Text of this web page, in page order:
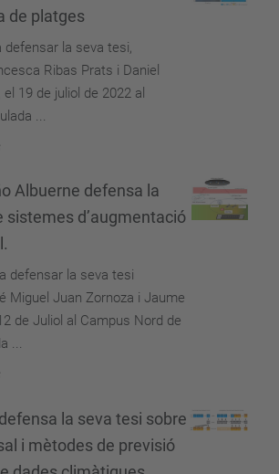
de platges
la seva tesi,
Ribas Prats i Daniel
19 de juliol de 2022 al
...
Albuerne defensa la
sistemes d’augmentació
defensar la seva tesi
Miguel Juan Zornoza i Jaume
de Juliol al Campus Nord de
...
la seva tesi sobre
i mètodes de previsió